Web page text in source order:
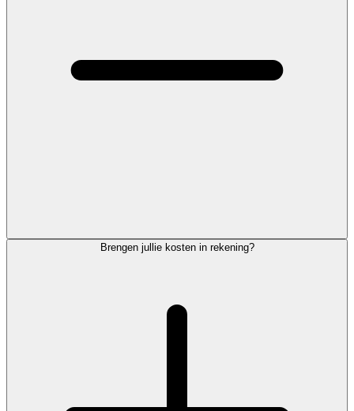
Brengen jullie kosten in rekening?